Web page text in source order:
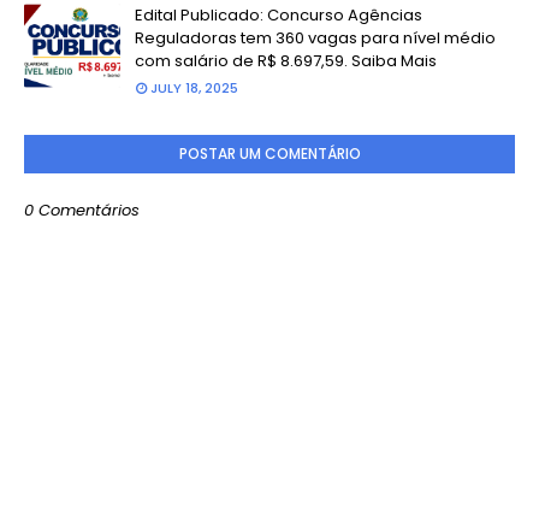
Edital Publicado: Concurso Agências
Reguladoras tem 360 vagas para nível médio
com salário de R$ 8.697,59. Saiba Mais
JULY 18, 2025
POSTAR UM COMENTÁRIO
0 Comentários